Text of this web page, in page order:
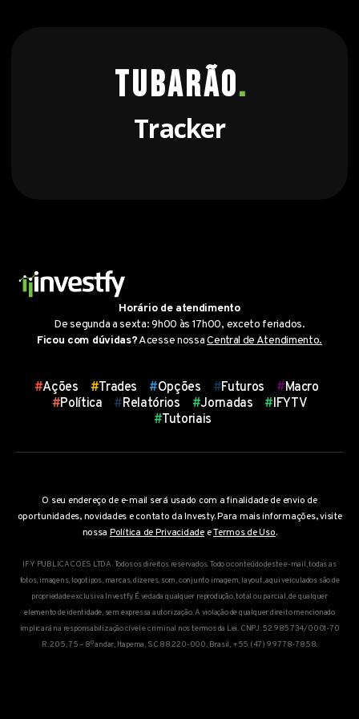
Tubarão.
Tracker
Horário de atendimento
De segunda a sexta: 9h00 às 17h00, exceto feriados.
Ficou com dúvidas?Acesse nossaCentral de Atendimento.
#Ações #Trades #Opções #Futuros #Macro
#Política #Relatórios #Jornadas #IFYTV
#Tutoriais
O seu endereço de e-mail será usado com a finalidade de envio de
oportunidades, novidades e contato da Investy. Para mais informações, visite
nossa Política de PrivacidadeeTermos de Uso.
IFY PUBLICACOES LTDA. Todos os direitos reservados. Todo o conteúdo deste e-mail, todas as
fotos, imagens, logotipos, marcas, dizeres, som, conjunto imagem, layout, aqui veiculados são de
propriedade exclusiva Investfy. É vedada qualquer reprodução, total ou parcial, de qualquer
elemento de identidade, sem expressa autorização. A violação de qualquer direito mencionado
implicará na responsabilização cível e criminal nos termos da Lei. CNPJ: 52.985.734/0001-70
R. 205, 75 – 8º andar, Itapema, SC 88.220-000, Brasil, +55 (47) 9 9778-7858.